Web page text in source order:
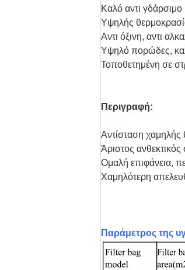
Καλό αντι γδάρσιμο
Υψηλής
Αντι όξινη, αντι
Υψηλό πορώδες,
Τοποθετημένη σε
Περιγραφή:
Αντίσταση
Άριστος
Ομαλή επιφάνεια,
Χαμηλότερη
Παράμετρος της